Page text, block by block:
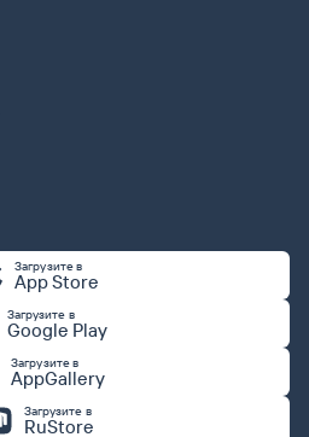
Загрузите в
App Store
Загрузите в
Google Play
Загрузите в
AppGallery
Загрузите в
RuStore